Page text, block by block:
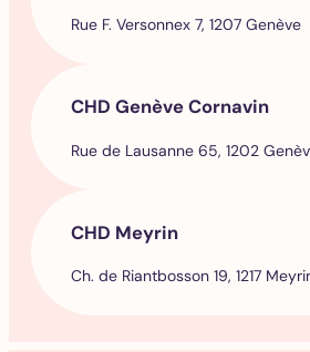
Rue F. Versonnex 7, 1207 Genève
CHD Genève Cornavin
Rue de Lausanne 65, 1202
CHD Meyrin
Ch. de Riantbosson 19, 1217